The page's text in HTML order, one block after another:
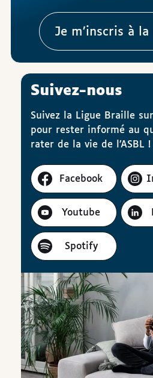
Je m’inscris à
Suivez-nous
Suivez la Ligue Braille
pour rester informé au
rater de la vie de l’ASBL !
Facebook
Youtube
Spotify